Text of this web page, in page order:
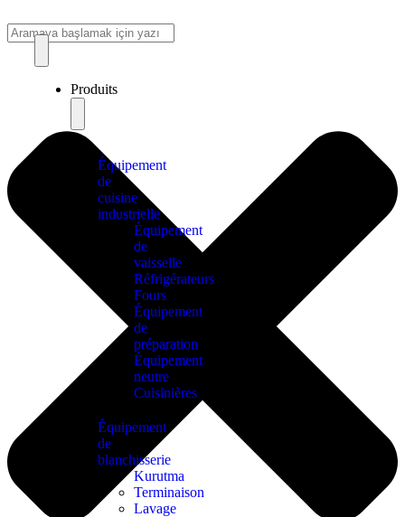
Produits
Équipement
de
cuisine
industrielle
Équipement
de
vaisselle
Réfrigérateurs
Fours
Équipement
de
préparation
Équipement
neutre
Cuisinières
Équipement
de
blanchisserie
Kurutma
Terminaison
Lavage